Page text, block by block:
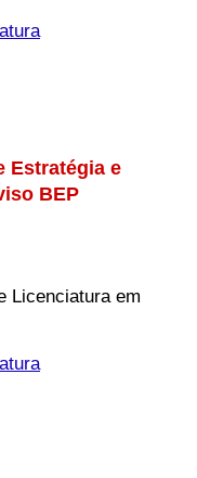
Estratégia e
BEP
Licenciatura em